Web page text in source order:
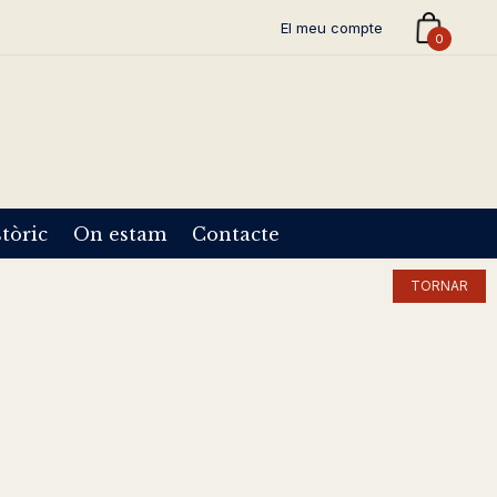
El meu compte
0
On estam Contacte
TORNAR